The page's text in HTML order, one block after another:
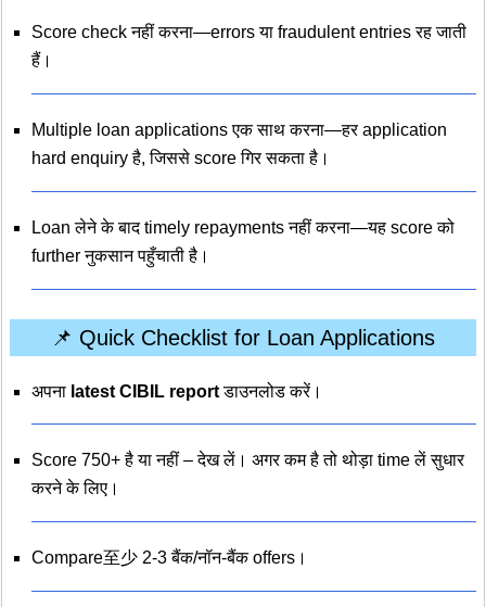
Score check नहीं करना—errors या fraudulent entries रह जाती
हैं।
Multiple loan applications एक साथ करना—हर application
hard enquiry है, जिससे score गिर सकता है।
Loan लेने के बाद timely repayments नहीं करना—यह score को
further नुकसान पहुँचाती है।
📌 Quick Checklist for Loan Applications
अपना latest CIBIL reportडाउनलोड करें।
Score 750+ है या नहीं – देख लें। अगर कम है तो थोड़ा time लें सुधार
करने के लिए।
Compare至少 2-3 बैंक/नॉन-बैंक offers।